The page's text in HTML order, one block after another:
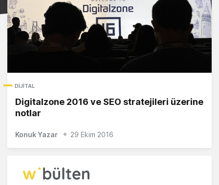
DIJITAL
Digitalzone 2016 ve SEO stratejileri üzerine
notlar
Konuk Yazar 29 Ekim 2016